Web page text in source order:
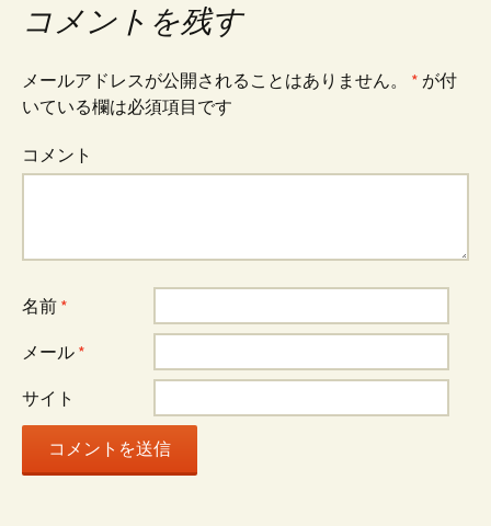
コメントを残す
メールアドレスが公開されることはありません。 * が付
いている欄は必須項目です
コメント
名前 *
メール *
サイト